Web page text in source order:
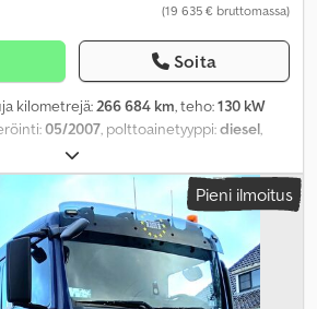
(19 635 € bruttomassa)
Soita
kilometrejä:266 684 km, teho:130 kW
05/2007, polttoainetyyppi:diesel,
, akselikokoonpano:
, väri:valkoinen, vaihteistotyyppi:
Euro 4, kokonaispituus: 5 950 mm,
, kokonaiskorkeus:2 535 mm
033 mm, lastitilan leveys:2 315 mm,
mm , Valmistusvuosi: 2007 , Varusteet:
Pieni ilmoitus